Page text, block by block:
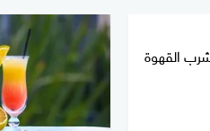
القهوة